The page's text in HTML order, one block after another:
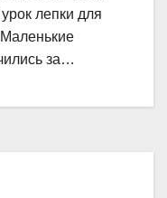
лепки для
за…